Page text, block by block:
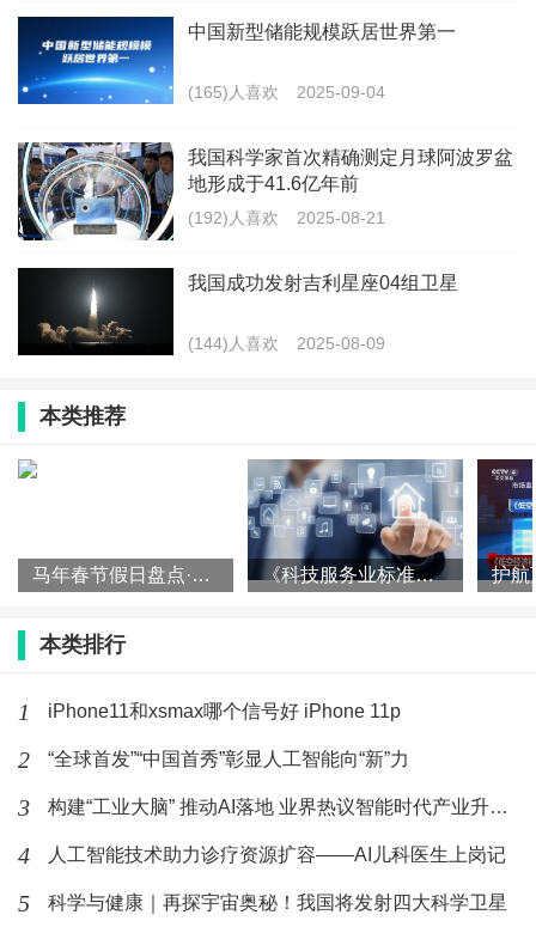
间科学中心主任王赤在发布会现场介绍空间科学先导
专项整体进展。新华社记者 金立旺 摄
系外地球巡天卫星：为人类寻找“第二家园”
“地球是宇宙中的孤独绿洲吗？”这个问题将由我
门“追星找家”的卫星，将重点锁定和地球大小相当、
处在恒星宜居带的“地球2.0”。
“如果能找到‘地球2.0’，不仅能为生命存在提供关
键线索，更能为人类未来星际探索开辟新路径。”中
国科学院院士、中国科学院国家空间科学中心主任王
赤表示，随着探测技术的不断升级，人类距离破解宇
黑洞视界边缘的时空扭曲、中子星表面的极端环
境——这些地球上无法模拟的“宇宙实验室”，将迎来
中国新型储能规模跃居世界第一
(165)人喜欢 2025-09-04
我国科学家首次精确测定月球阿波罗盆
地形成于41.6亿年前
(192)人喜欢 2025-08-21
我国成功发射吉利星座04组卫星
(144)人喜欢 2025-08-09
本类推荐
马年春节假日盘点·科技篇|融入传统年俗 加快应用落地——机器 《科技服务业标准体系建设指南（2025版）》发布
本类排行
1 iPhone11和xsmax哪个信号好 iPhone 11p
2 “全球首发”“中国首秀”彰显人工智能向“新”力
3 构建“工业大脑” 推动AI落地 业界热议智能时代产业升级新路
4 人工智能技术助力诊疗资源扩容——AI儿科医生上岗记
5 科学与健康｜再探宇宙奥秘！我国将发射四大科学卫星